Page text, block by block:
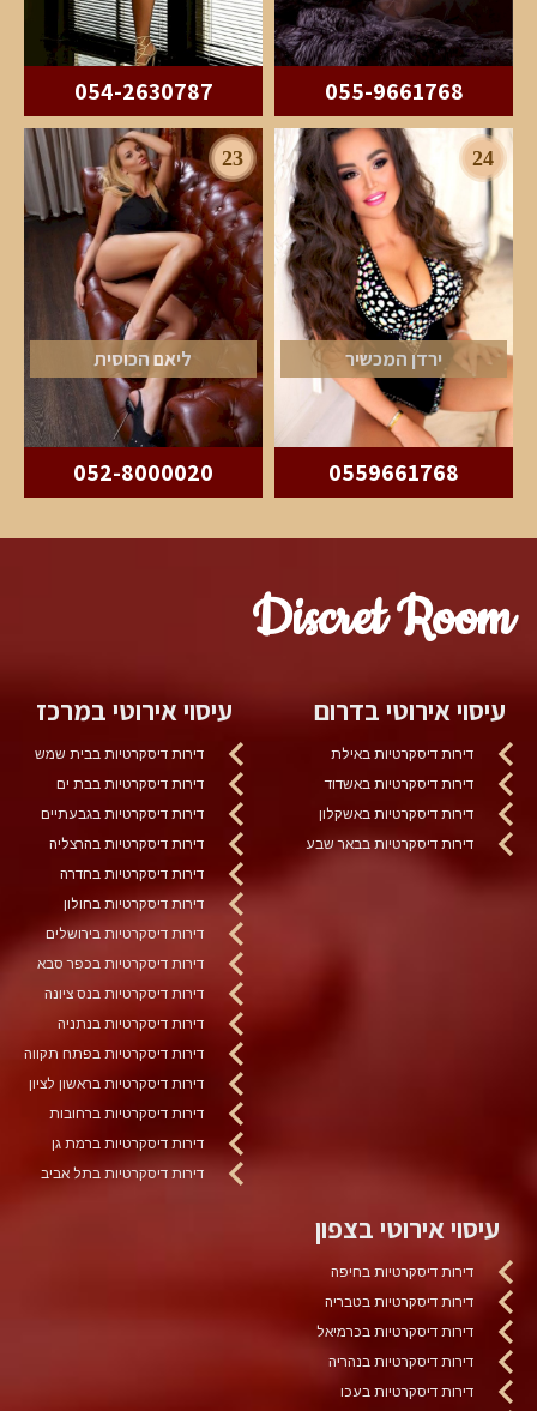
055-9661768
054-2630787
24
ירדן המכשיר
0559661768
23
ליאם הכוסית
052-8000020
Discret Room
עיסוי אירוטי בדרום
דירות דיסקרטיות באילת
דירות דיסקרטיות באשדוד
דירות דיסקרטיות באשקלון
דירות דיסקרטיות בבאר שבע
עיסוי אירוטי במרכז
דירות דיסקרטיות בבית שמש
דירות דיסקרטיות בבת ים
דירות דיסקרטיות בגבעתיים
דירות דיסקרטיות בהרצליה
דירות דיסקרטיות בחדרה
דירות דיסקרטיות בחולון
דירות דיסקרטיות בירושלים
דירות דיסקרטיות בכפר סבא
דירות דיסקרטיות בנס ציונה
דירות דיסקרטיות בנתניה
דירות דיסקרטיות בפתח תקווה
דירות דיסקרטיות בראשון לציון
דירות דיסקרטיות ברחובות
דירות דיסקרטיות ברמת גן
דירות דיסקרטיות בתל אביב
עיסוי אירוטי בצפון
דירות דיסקרטיות בחיפה
דירות דיסקרטיות בטבריה
דירות דיסקרטיות בכרמיאל
דירות דיסקרטיות בנהריה
דירות דיסקרטיות בעכו